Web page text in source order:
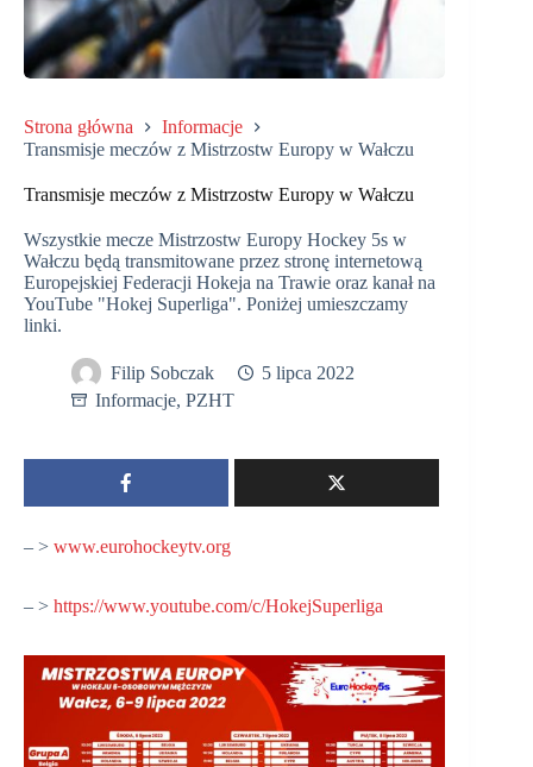
Strona główna
Informacje
Transmisje meczów z Mistrzostw Europy w Wałczu
Transmisje meczów z Mistrzostw Europy w Wałczu
Wszystkie mecze Mistrzostw Europy Hockey 5s w
Wałczu będą transmitowane przez stronę internetową
Europejskiej Federacji Hokeja na Trawie oraz kanał na
YouTube "Hokej Superliga". Poniżej umieszczamy
linki.
Filip Sobczak
5 lipca 2022
Informacje, PZHT
– > www.eurohockeytv.org
– > https://www.youtube.com/c/HokejSuperliga